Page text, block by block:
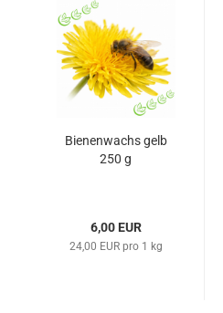
Bienenwachs gelb
250 g
6,00 EUR
24,00 EUR pro 1 kg